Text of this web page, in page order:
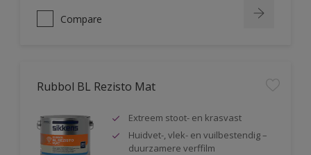
Compare
Rubbol BL Rezisto Mat
Extreem stoot- en krasvast
Huidvet-, vlek- en vuilbestendig –
duurzamere verffilm